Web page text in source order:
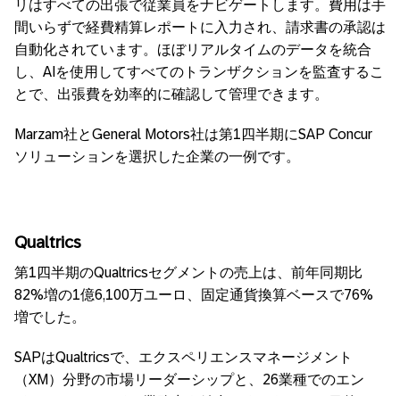
リはすべての出張で従業員をナビゲートします。費用は手
間いらずで経費精算レポートに入力され、請求書の承認は
自動化されています。ほぼリアルタイムのデータを統合
し、AIを使用してすべてのトランザクションを監査するこ
とで、出張費を効率的に確認して管理できます。
Marzam社とGeneral Motors社は第1四半期にSAP Concur
ソリューションを選択した企業の一例です。
Qualtrics
第1四半期のQualtricsセグメントの売上は、前年同期比
82%増の1億6,100万ユーロ、固定通貨換算ベースで76%
増でした。
SAPはQualtricsで、エクスペリエンスマネージメント
（XM）分野の市場リーダーシップと、26業種でのエン